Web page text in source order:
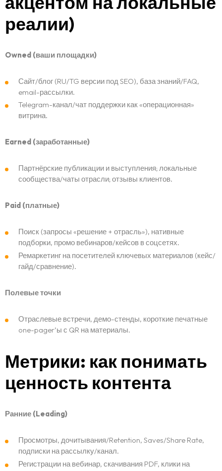
реалии)
Owned (ваши площадки)
Сайт/блог (RU/TG версии под SEO), база знаний/FAQ,
email-рассылки.
Telegram-канал/чат поддержки как «операционная»
витрина.
Earned (заработанные)
Партнёрские публикации и выступления; локальные
сообщества/чаты отрасли; отзывы клиентов.
Paid (платные)
Поиск (запросы «решение + отрасль»), нативные
подборки, промо вебинаров/кейсов в соцсетях.
Ремаркетинг на посетителей ключевых материалов (кейс/
гайд/сравнение).
Полевые точки
Отраслевые встречи, демо-стенды, короткие печатные
one-pager’ы с QR на материалы.
Метрики: как понимать
ценность контента
Ранние (Leading)
Просмотры, дочитывания/Retention, Saves/Share Rate,
подписки на рассылку/канал.
Регистрации на вебинар, скачивания PDF, клики на